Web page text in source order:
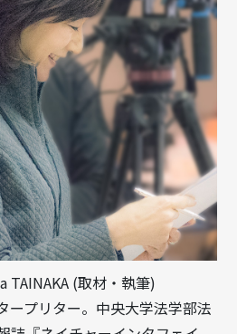
TAINAKA (取材・執筆)
ープリター。中央大学法学部法